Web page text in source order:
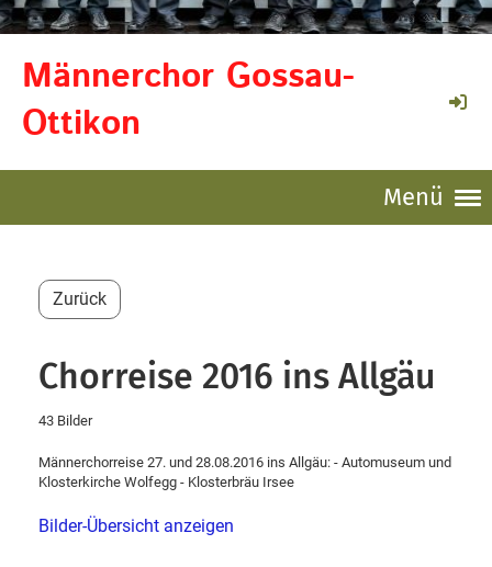
Männerchor Gossau-
Ottikon
Menü
Zurück
Chorreise 2016 ins Allgäu
43 Bilder
Männerchorreise 27. und 28.08.2016 ins Allgäu: - Automuseum und
Klosterkirche Wolfegg - Klosterbräu Irsee
Bilder-Übersicht anzeigen